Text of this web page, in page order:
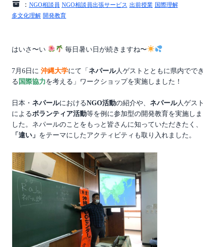
： NGO相談員 NGO相談員出張サービス 出前授業 国際理解
多文化理解 開発教育
はいさ〜い 毎日暑い日が続きますね〜
7月6日に 沖縄大学にて「 ネパール人ゲストとともに県内ででき
る 国際協力を考える」ワークショップを実施しました！
日本・ ネパールにおけるNGO活動の紹介や、 ネパール人ゲスト
によるボランティア活動等を例に参加型の開発教育を実施しま
した。ネパールのことをもっと皆さんに知っていただきたく、
「違い」 をテーマにしたアクティビティも取り入れました。